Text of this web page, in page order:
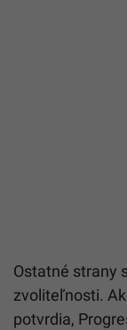
Ostatné strany
zvoliteľnosti.
potvrdia,